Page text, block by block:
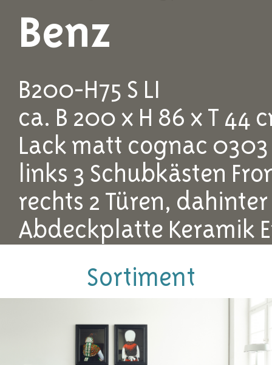
Benz
B200-H75 S LI
ca. B 200 x H 86 x T 44
Lack matt cognac 0303
links 3 Schubkästen
rechts 2 Türen, dahinter
Abdeckplatte Keramik
Es handelt sich um ein
gutem Zustand.
Sortiment